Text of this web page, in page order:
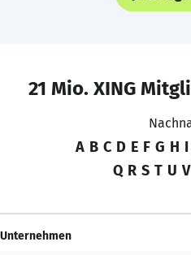
21 Mio. XING
A B C D E F G H I
Q R S T U V
Unternehmen